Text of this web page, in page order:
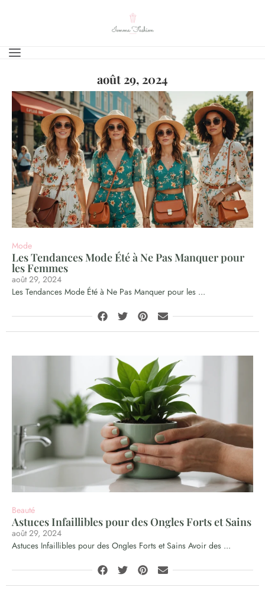
août 29, 2024
Mode
Les Tendances Mode Été à Ne Pas Manquer pour
les Femmes
août 29, 2024
Les Tendances Mode Été à Ne Pas Manquer pour les ...
Beauté
Astuces Infaillibles pour des Ongles Forts et Sains
août 29, 2024
Astuces Infaillibles pour des Ongles Forts et Sains Avoir des ...